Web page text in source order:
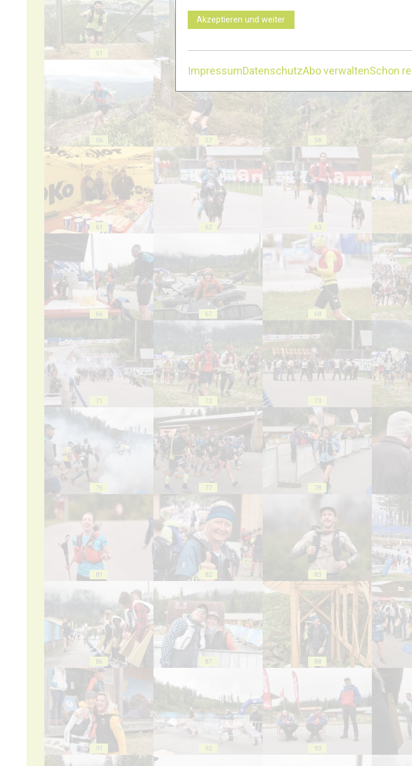
51 52 53
56 57 58
61 62 63
66 67 68
71 72 73
76 77 78
81 82 83
86 87 88
91 92 93
Akzeptieren und weiter
ImpressumDatenschutzAbo verwaltenSchon